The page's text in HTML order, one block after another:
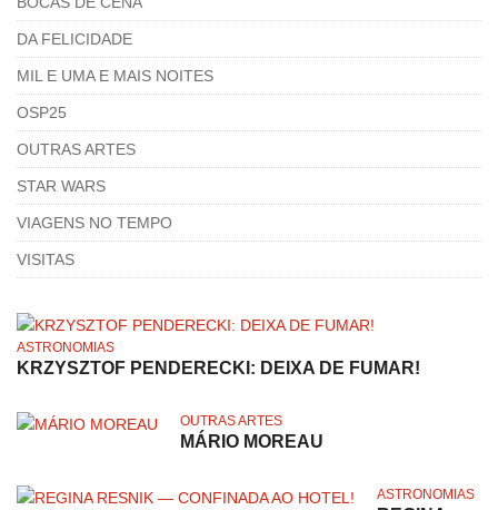
DA FELICIDADE
MIL E UMA E MAIS NOITES
OSP25
OUTRAS ARTES
STAR WARS
VIAGENS NO TEMPO
VISITAS
ASTRONOMIAS
KRZYSZTOF PENDERECKI: DEIXA DE FUMAR!
OUTRAS ARTES
MÁRIO MOREAU
ASTRONOMIAS